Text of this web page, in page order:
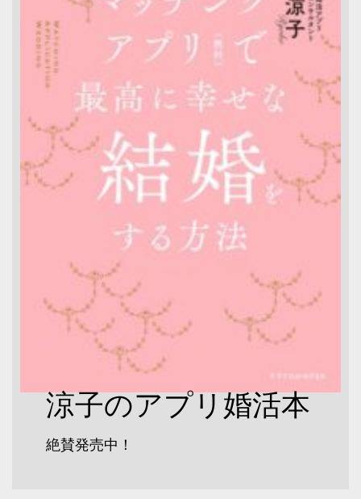
涼子のアプリ婚活本
絶賛発売中！